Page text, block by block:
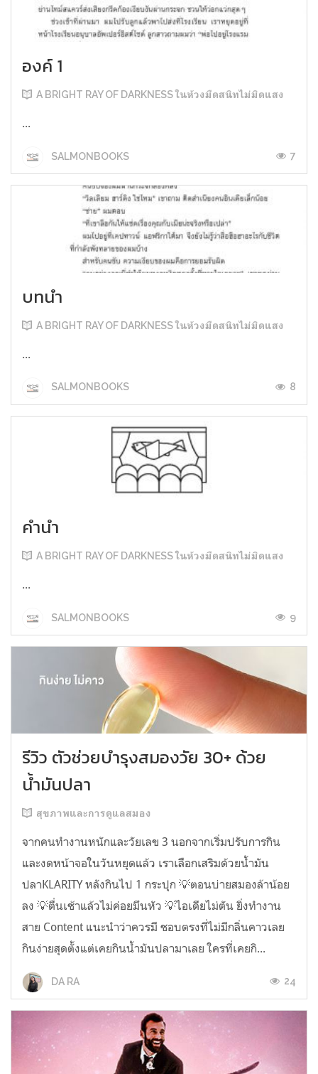
องค์ 1
A BRIGHT RAY OF DARKNESS ในห้วงมืดสนิทไม่มิดแสง
...
SALMONBOOKS 7
บทนำ
A BRIGHT RAY OF DARKNESS ในห้วงมืดสนิทไม่มิดแสง
...
SALMONBOOKS 8
คำนำ
A BRIGHT RAY OF DARKNESS ในห้วงมืดสนิทไม่มิดแสง
...
SALMONBOOKS 9
รีวิว ตัวช่วยบำรุงสมองวัย 30+ ด้วย
น้ำมันปลา
สุขภาพและการดูแลสมอง
จากคนทำงานหนักและวัยเลข 3 นอกจากเริ่มปรับการกิน
และงดหน้าจอในวันหยุดแล้ว เราเลือกเสริมด้วยน้ำมัน
ปลาKLARITY หลังกินไป 1 กระปุก 💡ตอนบ่ายสมองล้าน้อย
ลง 💡ตื่นเช้าแล้วไม่ค่อยมึนหัว 💡ไอเดียไม่ตัน ยิ่งทำงาน
สาย Content แนะนำว่าควรมี ชอบตรงที่ไม่มีกลิ่นคาวเลย
กินง่ายสุดตั้งแต่เคยกินน้ำมันปลามาเลย ใครที่เคยกิ...
DA RA 24